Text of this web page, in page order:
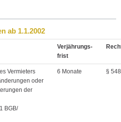
ab 1.1.2002
Verjährungs-
frist
Vermieters
oder
der
BGB/
6 Monate §